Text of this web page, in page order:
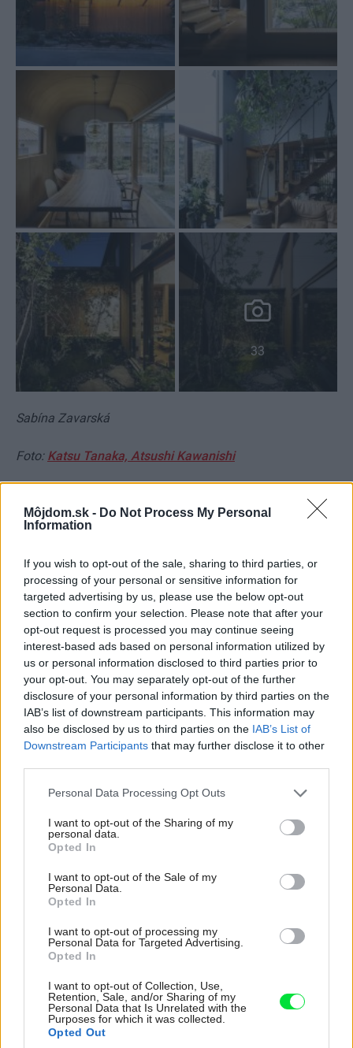
Môjdom.sk - Do Not Process My Personal
Information
If you wish to opt-out of the sale, sharing to third parties, or
processing of your personal or sensitive information for
targeted advertising by us, please use the below opt-out
section to confirm your selection. Please note that after your
opt-out request is processed you may continue seeing
interest-based ads based on personal information utilized by
us or personal information disclosed to third parties prior to
your opt-out. You may separately opt-out of the further
disclosure of your personal information by third parties on the
IAB’s list of downstream participants. This information may
also be disclosed by us to third parties on the IAB’s List of
Downstream Participants that may further disclose it to other
Please note that this website/app uses one or more Google
not limited to your visit or usage behaviour. You may click to
grant or deny consent to Google and its third-party tags to
use your data for below specified purposes in below Google
consent section.
Personal Data Processing Opt Outs
I want to opt-out of the Sharing of my
personal data.
Opted In
I want to opt-out of the Sale of my
Personal Data.
Opted In
I want to opt-out of processing my
Personal Data for Targeted Advertising.
Opted In
I want to opt-out of Collection, Use,
Retention, Sale, and/or Sharing of my
Personal Data that Is Unrelated with the
Purposes for which it was collected.
Opted Out
33
Sabína Zavarská
Foto: Katsu Tanaka, Atsushi Kawanishi
Tagy:
dizajnový nábytok drevené lamely
japonská záhrada Japonsko
poschodové domy rodinný dom
Zdieľať článok
Pozrite si viac